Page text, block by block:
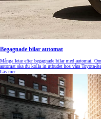
Begagnade bilar automat
Många letar efter begagnade bilar med automat.
automat ska du kolla in utbudet hos våra Toyota-
Läs mer